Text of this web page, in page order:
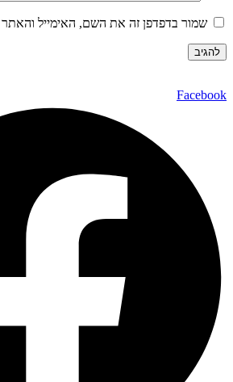
שמור בדפדפן זה את השם, האימייל
Facebook